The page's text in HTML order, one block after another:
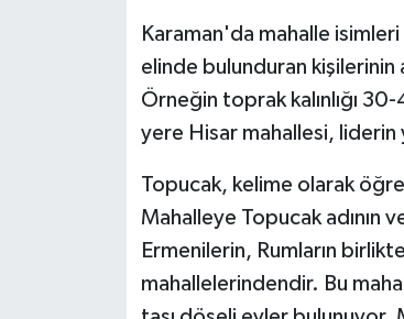
Karaman'da mahalle
elinde bulunduran kişilerinin
Örneğin toprak kalınlığı
yere Hisar mahallesi, liderin
Topucak, kelime olarak
Mahalleye Topucak adının
Ermenilerin, Rumların
mahallelerindendir. Bu